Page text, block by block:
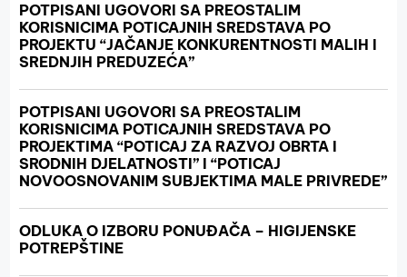
POTPISANI UGOVORI SA PREOSTALIM
KORISNICIMA POTICAJNIH SREDSTAVA PO
PROJEKTU “JAČANJE KONKURENTNOSTI MALIH I
SREDNJIH PREDUZEĆA”
POTPISANI UGOVORI SA PREOSTALIM
KORISNICIMA POTICAJNIH SREDSTAVA PO
PROJEKTIMA “POTICAJ ZA RAZVOJ OBRTA I
SRODNIH DJELATNOSTI” I “POTICAJ
NOVOOSNOVANIM SUBJEKTIMA MALE PRIVREDE”
ODLUKA O IZBORU PONUĐAČA – HIGIJENSKE
POTREPŠTINE